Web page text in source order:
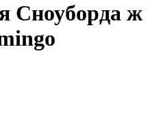
Сноуборда ж